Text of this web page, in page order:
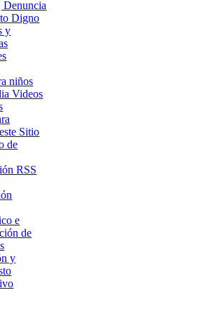
Denuncia
Digno
y
niños
Videos
Sitio
de
RSS
e
de
y